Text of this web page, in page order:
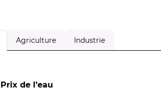
Agriculture Industrie
Prix de l’eau